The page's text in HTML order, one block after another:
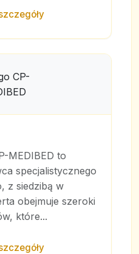
MEDIBED to
specjalistycznego
z siedzibą w
obejmuje szeroki
które...